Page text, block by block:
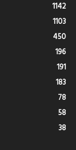
1142
1103
450
196
191
183
78
58
38